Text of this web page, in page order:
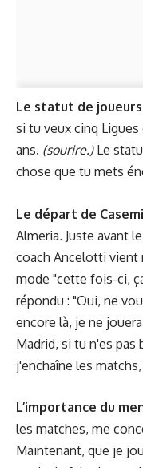
Le statut de
si tu veux cinq
ans. (sourire.)Le
chose que tu mets
Le départ de
Almeria. Juste avant
coach Ancelotti vient
mode "cette fois-ci,
répondu : "Oui, ne
encore là, je ne
Madrid, si tu n'es pas
j'enchaîne les
L’importance du
les matches, me
Maintenant, que je